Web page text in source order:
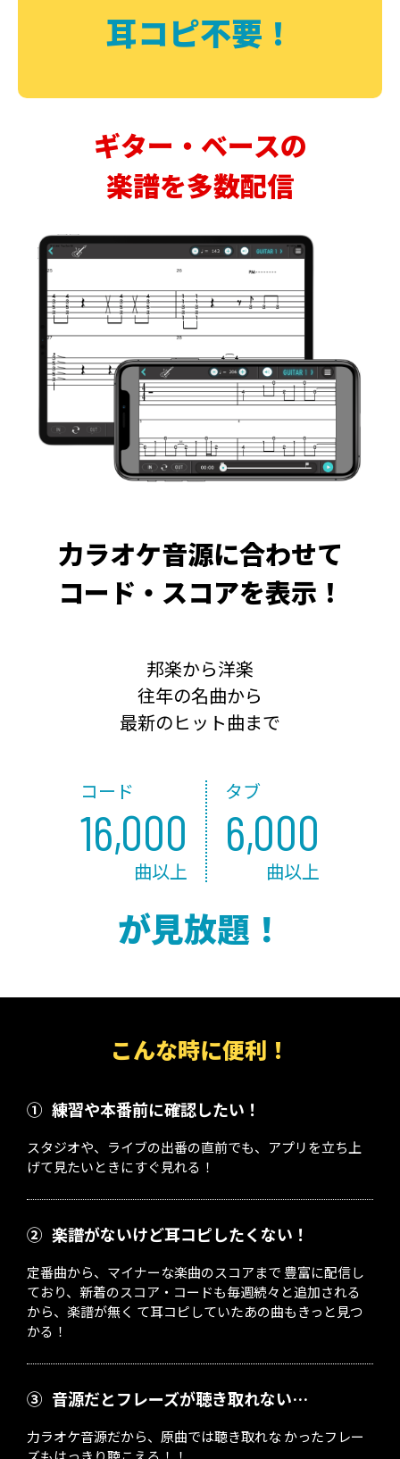
耳コピ不要！
ギター・ベースの
楽譜を多数配信
力ラオケ音源に合わせて
コード・スコアを表示！
邦楽から洋楽
往年の名曲から
最新のヒット曲まで
コード
16,000
曲以上
タブ
6,000
曲以上
が見放題！
こんな時に便利！
① 練習や本番前に確認したい！
スタジオや、ライブの出番の直前でも、アプリを立ち上
げて見たいときにすぐ見れる！
② 楽譜がないけど耳コピしたくない！
定番曲から、マイナーな楽曲のスコアまで 豊富に配信し
ており、新着のスコア・コードも毎週続々と追加される
から、楽譜が無く て耳コピしていたあの曲もきっと見つ
かる！
③ 音源だとフレーズが聴き取れない…
力ラオケ音源だから、原曲では聴き取れな かったフレー